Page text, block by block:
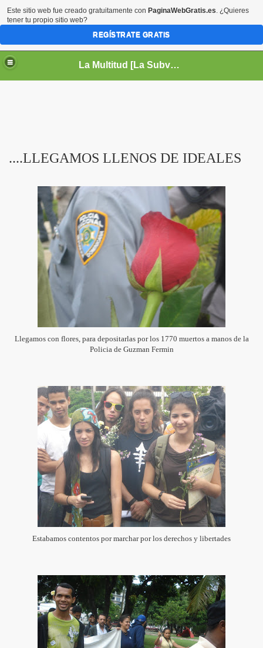
La Multitud [La Subversión es la Cultura]
....LLEGAMOS LLENOS DE IDEALES
Llegamos con flores, para depositarlas por los 1770 muertos a manos de la
Policia de Guzman Fermin
Estabamos contentos por marchar por los derechos y libertades
de la Barrick del País.
de la Sociedad Civil
DE LA MULTITUD
EN COTUI
Rodriguez y Dajabon
Gold del País
Barrick Gold en San Francisco de Macorís
homenaje en letras
Barahona
Este sitio web fue creado gratuitamente con PaginaWebGratis.es. ¿Quieres
tener tu propio sitio web?
REGÍSTRATE GRATIS